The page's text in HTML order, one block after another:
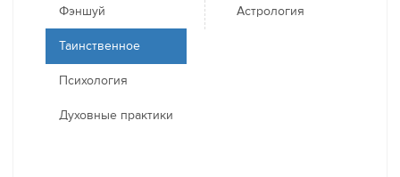
Фэншуй
Таинственное
Психология
Духовные практики
Астрология